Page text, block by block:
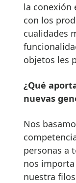
la conexión
con los
cualidades
objetos les
¿Qué
nuevas
Nos
personas a
nos
nuestra